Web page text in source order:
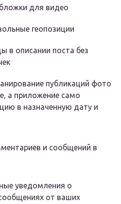
для видео
геопозиции
в описании поста без
публикаций фото
а приложение само
в назначенную дату и
и сообщений в
уведомления о
от ваших